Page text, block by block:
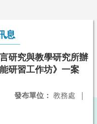
息
研究與教學研究所辦
研習工作坊》一案
發布單位： 教務處 |